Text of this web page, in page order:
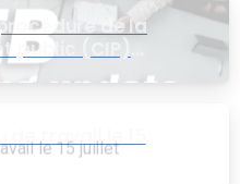
de la
public (CIP)
travail le 15